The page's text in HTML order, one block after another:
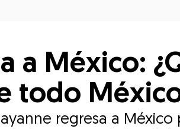
a México:
todo
nueva gira ‘Bailemos otra vez’.